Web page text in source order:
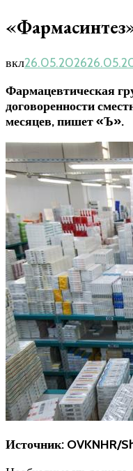
вкл26.05.2026
Фармацевтическая
договоренности
месяцев, пишет «Ъ».
Источник: OVKNHR/